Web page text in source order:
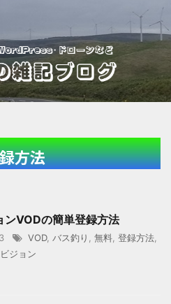
方法
ンVODの簡単登録方法
VOD, バス釣り 無料 登録方法
ジョン